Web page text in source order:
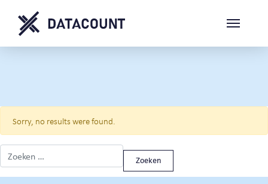
Sorry, no results were found.
Zoeken naar: